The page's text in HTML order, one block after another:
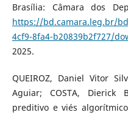
Brasília: Câmara dos
https://bd.camara.leg.br/
4cf9-8fa4-b20839b2f727/
2025.
QUEIROZ, Daniel Vitor
Aguiar; COSTA, Dierick
preditivo e viés